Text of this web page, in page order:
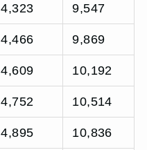
4,323 9,547
4,466 9,869
4,609 10,192
4,752 10,514
4,895 10,836